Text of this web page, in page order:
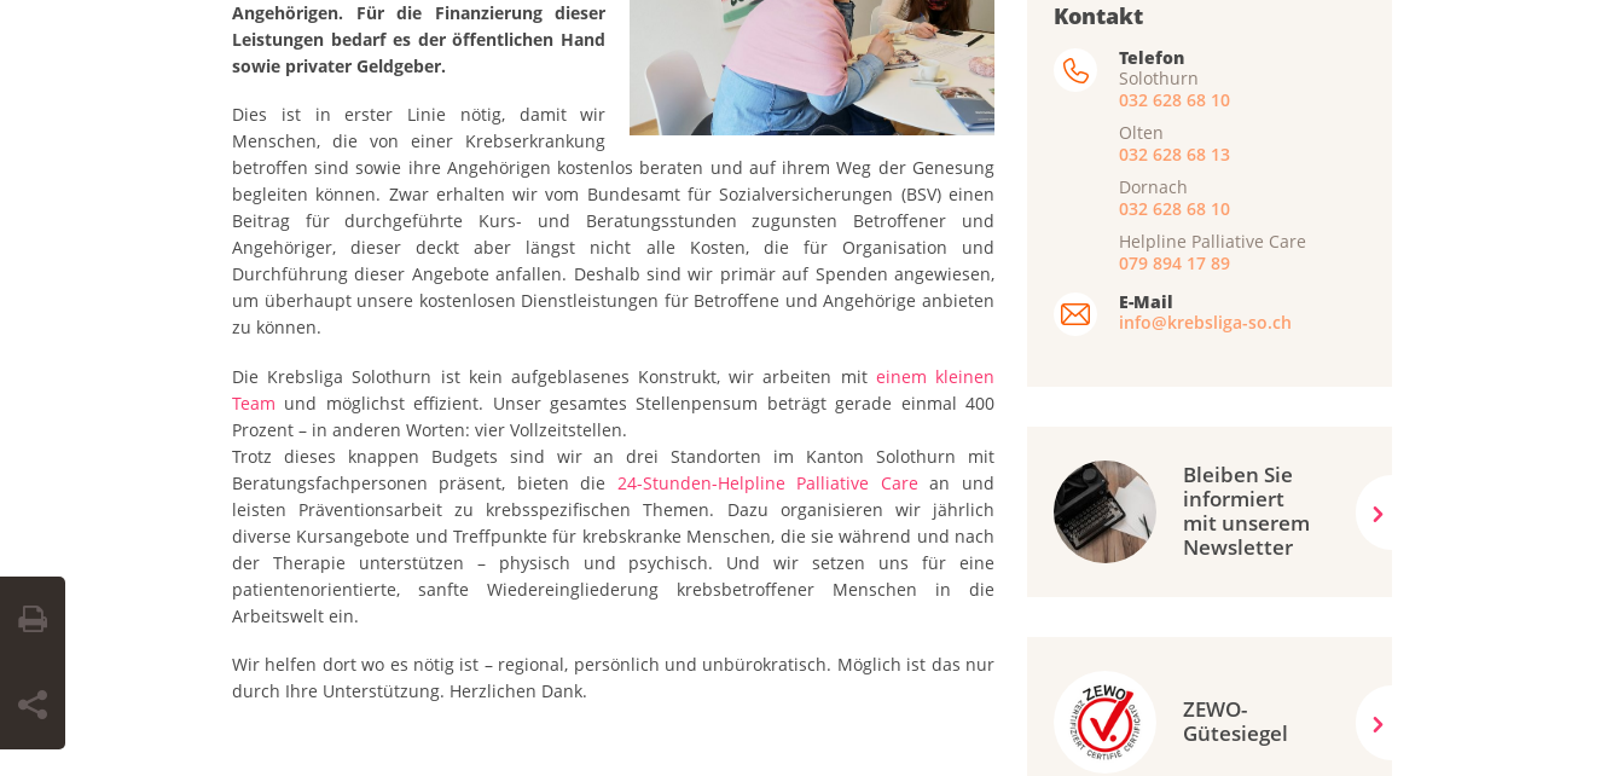
Angehörigen. Für die Finanzierung dieser
Leistungen bedarf es der öffentlichen Hand
sowie privater Geldgeber.
Dies ist in erster Linie nötig, damit wir
Menschen, die von einer Krebserkrankung
betroffen sind sowie ihre Angehörigen kostenlos beraten und auf ihrem Weg der Genesung
begleiten können. Zwar erhalten wir vom Bundesamt für Sozialversicherungen (BSV) einen
Beitrag für durchgeführte Kurs- und Beratungsstunden zugunsten Betroffener und
Angehöriger, dieser deckt aber längst nicht alle Kosten, die für Organisation und
Durchführung dieser Angebote anfallen. Deshalb sind wir primär auf Spenden angewiesen,
um überhaupt unsere kostenlosen Dienstleistungen für Betroffene und Angehörige anbieten
zu können.
Die Krebsliga Solothurn ist kein aufgeblasenes Konstrukt, wir arbeiten mit einem kleinen
Team und möglichst effizient. Unser gesamtes Stellenpensum beträgt gerade einmal 400
Prozent – in anderen Worten: vier Vollzeitstellen.
Trotz dieses knappen Budgets sind wir an drei Standorten im Kanton Solothurn mit
Beratungsfachpersonen präsent, bieten die 24-Stunden-Helpline Palliative Care an und
leisten Präventionsarbeit zu krebsspezifischen Themen. Dazu organisieren wir jährlich
diverse Kursangebote und Treffpunkte für krebskranke Menschen, die sie während und nach
der Therapie unterstützen – physisch und psychisch. Und wir setzen uns für eine
patientenorientierte, sanfte Wiedereingliederung krebsbetroffener Menschen in die
Arbeitswelt ein.
Wir helfen dort wo es nötig ist – regional, persönlich und unbürokratisch. Möglich ist das nur
durch Ihre Unterstützung. Herzlichen Dank.
Kontakt
Telefon
Solothurn
032 628 68 10
Olten
032 628 68 13
Dornach
032 628 68 10
Helpline Palliative Care
079 894 17 89
E-Mail
info@krebsliga-so.ch
Bleiben Sie
informiert
mit unserem
Newsletter
ZEWO-
Gütesiegel